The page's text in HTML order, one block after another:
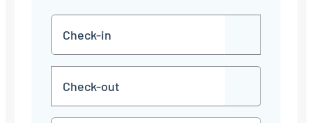
in
TT
Punkt
MM
JJJJ
TT
Punkt
MM